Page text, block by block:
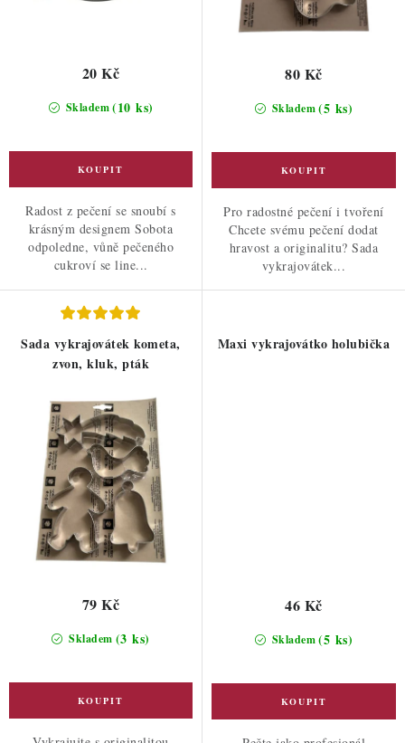
Skladem(10 ks)
20 Kč
Radost z pečení se snoubí s
krásným designem Sobota
odpoledne, vůně pečeného
cukroví se line...
Skladem(5 ks)
80 Kč
Pro radostné pečení i tvoření
Chcete svému pečení dodat
hravost a originalitu? Sada
vykrajovátek...
Sada vykrajovátek kometa,
zvon, kluk, pták
Skladem (3 ks)
79 Kč
Maxi vykrajovátko holubička
Skladem(5 ks)
46 Kč